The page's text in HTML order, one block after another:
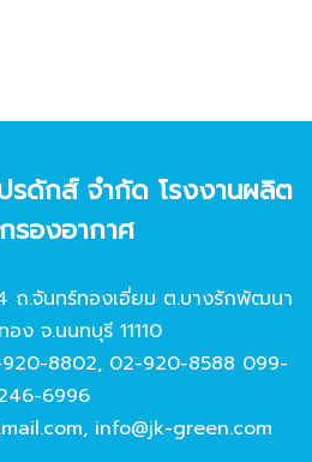
รดักส์ จํากัด โรงงานผลิต
รองอากาศ
ถ.จันทร์ทองเอี่ยม ต.บางรักพัฒนา
อง จ.นนทบุรี 11110
8802, 02-920-8588 099-
6996
, info@jk-green.com